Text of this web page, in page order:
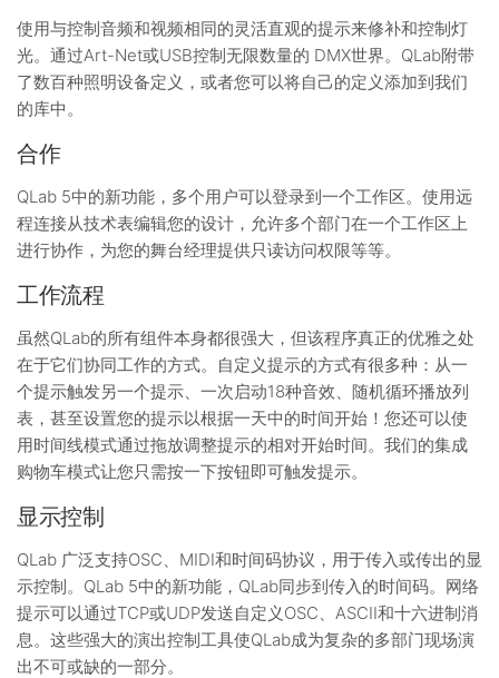
使用与控制音频和视频相同的灵活直观的提示来修补和控制灯
光。通过Art-Net或USB控制无限数量的 DMX世界。QLab附带
了数百种照明设备定义，或者您可以将自己的定义添加到我们
的库中。
合作
QLab 5中的新功能，多个用户可以登录到一个工作区。使用远
程连接从技术表编辑您的设计，允许多个部门在一个工作区上
进行协作，为您的舞台经理提供只读访问权限等等。
工作流程
虽然QLab的所有组件本身都很强大，但该程序真正的优雅之处
在于它们协同工作的方式。自定义提示的方式有很多种：从一
个提示触发另一个提示、一次启动18种音效、随机循环播放列
表，甚至设置您的提示以根据一天中的时间开始！您还可以使
用时间线模式通过拖放调整提示的相对开始时间。我们的集成
购物车模式让您只需按一下按钮即可触发提示。
显示控制
QLab 广泛支持OSC、MIDI和时间码协议，用于传入或传出的显
示控制。QLab 5中的新功能，QLab同步到传入的时间码。网络
提示可以通过TCP或UDP发送自定义OSC、ASCII和十六进制消
息。这些强大的演出控制工具使QLab成为复杂的多部门现场演
出不可或缺的一部分。